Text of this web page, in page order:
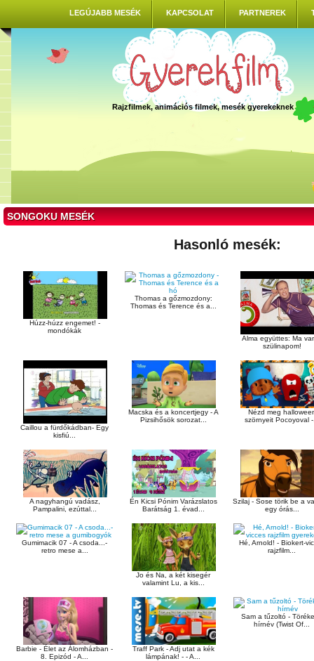
LEGÚJABB MESÉK KAPCSOLAT PARTNEREK
Rajzfilmek, animációs filmek, mesék gyerekeknek
SONGOKU MESÉK
Hasonló mesék:
Húzz-húzz engemet! -
mondókák
Thomas a gőzmozdony:
Thomas és Terence és a...
Alma együttes: Ma
szülinapom!
Caillou a fürdőkádban- Egy
kisfiú...
Macska és a koncertjegy - A
Pizsihősök sorozat...
Nézd meg
szörnyeit Pocoyoval
A nagyhangú vadász,
Pampalini, ezúttal...
Én Kicsi Pónim Varázslatos
Barátság 1. évad...
Szilaj - Sose törik be a
egy órás...
Gumimacik 07 - A csoda...-
retro mese a...
Jo és Na, a két kisegér
valamint Lu, a kis...
Hé, Arnold! - Biokert-
rajzfilm...
Barbie - Élet az Álomházban -
8. Epizód - A...
Traff Park - Adj utat a kék
lámpának! - - A...
Sam a tűzoltó -
hírnév (Twist Of...